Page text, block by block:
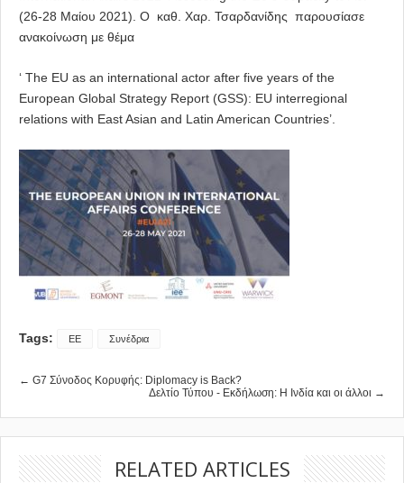
(26-28 Μαίου 2021). O καθ. Χαρ. Τσαρδανίδης παρουσίασε
ανακοίνωση με θέμα
‘ The EU as an international actor after five years of the
European Global Strategy Report (GSS): EU interregional
relations with East Asian and Latin American Countries’.
Tags: ΕΕ Συνέδρια
← G7 Σύνοδος Κορυφής: Diplomacy is Back?
Δελτίο Τύπου - Εκδήλωση: Η Ινδία και οι άλλοι →
RELATED ARTICLES